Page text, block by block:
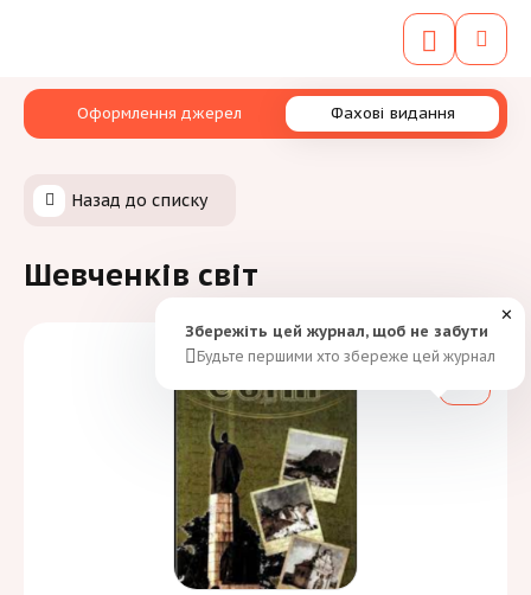
Оформлення джерел Фахові видання
Назад до списку
Шевченків світ
Збережіть цей журнал, щоб не забути
Будьте першими хто збереже цей журнал
✕